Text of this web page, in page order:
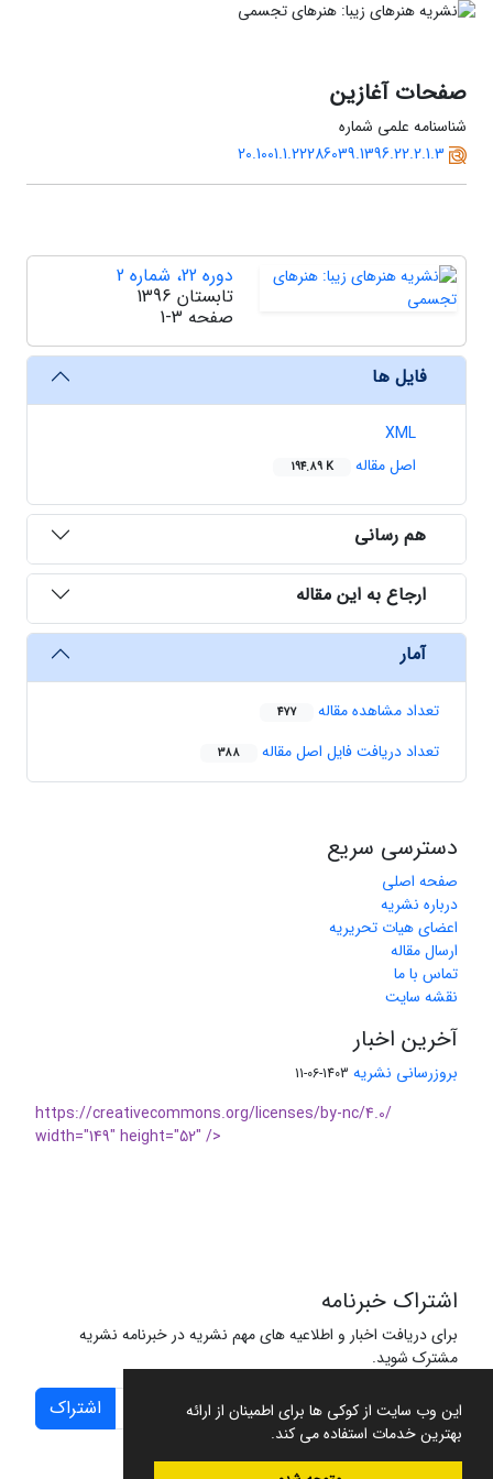
این وب سایت از کوکی ها برای اطمینان از ارائه
بهترین خدمات استفاده می کند.
صفحات آغازین
شناسنامه علمی شماره
20.1001.1.22286039.1396.22.2.1.3
دوره 22، شماره 2
تابستان 1396
صفحه 1-3
فایل ها
XML
اصل مقاله
194.89 K
هم رسانی
ارجاع به این مقاله
آمار
تعداد مشاهده مقاله 477
تعداد دریافت فایل اصل مقاله 388
دسترسی سریع
صفحه اصلی
درباره نشریه
اعضای هیات تحریریه
ارسال مقاله
تماس با ما
نقشه سایت
آخرین اخبار
بروزرسانی نشریه 1403-06-11
https://creativecommons.org/licenses/by-nc/4.0/
width="149" height="52" />
اشتراک خبرنامه
برای دریافت اخبار و اطلاعیه های مهم نشریه در خبرنامه نشریه
مشترک شوید.
اشتراک